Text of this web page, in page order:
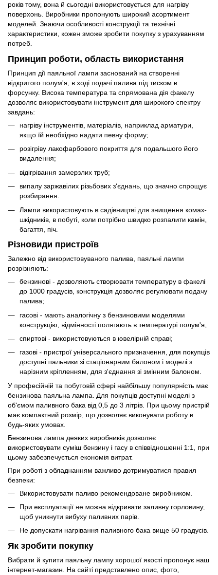
років тому, вона й сьогодні використовується для нагріву
поверхонь. Виробники пропонують широкий асортимент
моделей. Знаючи особливості конструкції та технічні
характеристики, кожен зможе зробити покупку з урахуванням
потреб.
Принцип роботи, область використання
Принцип дії паяльної лампи заснований на створенні
відкритого полум'я, в ході подачі палива під тиском в
форсунку. Висока температура та спрямована дія факелу
дозволяє використовувати інструмент для широкого спектру
завдань:
нагріву інструментів, матеріалів, наприклад арматури,
якщо їй необхідно надати певну форму;
розігріву лакофарбового покриття для подальшого його
видалення;
відігрівання замерзлих труб;
випалу заржавілих різьбових з'єднань, що значно спрощує
розбирання.
Лампи використовують в садівництві для знищення комах-
шкідників, в побуті, коли потрібно швидко розпалити камін,
багаття, піч.
Різновиди пристроїв
Залежно від використовуваного палива, паяльні лампи
розрізняють:
бензинові - дозволяють створювати температуру в факелі
до 1000 градусів, конструкція дозволяє регулювати подачу
палива;
гасові - мають аналогічну з бензиновими моделями
конструкцію, відмінності полягають в температурі полум'я;
спиртові - використовуються в ювелірній справі;
газові - пристрої універсального призначення, для покупців
доступні пальники зі стаціонарним балоном і моделі з
нарізним кріпленням, для з'єднання зі змінним балоном.
У професійній та побутовій сфері найбільшу популярність має
бензинова паяльна лампа. Для покупців доступні моделі з
об'ємом паливного бака від 0,5 до 3 літрів. При цьому пристрій
має компактний розмір, що дозволяє виконувати роботу в
будь-яких умовах.
Бензинова лампа деяких виробників дозволяє
використовувати суміш бензину і гасу в співвідношенні 1:1, при
цьому забезпечується економія витрат.
При роботі з обладнанням важливо дотримуватися правил
безпеки:
Використовувати паливо рекомендоване виробником.
При експлуатації не можна відкривати заливну горловину,
щоб уникнути вибуху паливних парів.
Не допускати нагрівання паливного бака вище 50 градусів.
Як зробити покупку
Вибрати й купити паяльну лампу хорошої якості пропонує наш
інтернет-магазин. На сайті представлено опис, фото,